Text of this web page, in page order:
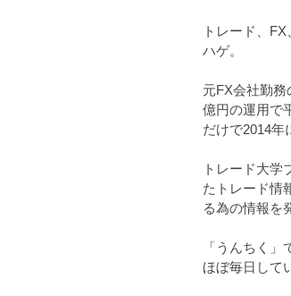
トレード、
ハゲ。
元FX会社勤務
億円の運用で
だけで2014年
トレード大学
たトレード情
る為の情報を
「うんちく
ほぼ毎日して